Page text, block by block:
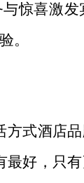
惊喜激
。
方式酒店
最好，只